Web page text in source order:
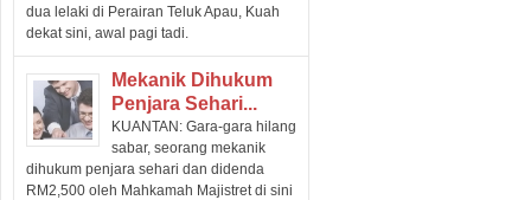
dua lelaki di Perairan Teluk Apau, Kuah
dekat sini, awal pagi tadi.
Mekanik Dihukum
Penjara Sehari...
KUANTAN: Gara-gara hilang
sabar, seorang mekanik
dihukum penjara sehari dan didenda
RM2,500 oleh Mahkamah Majistret di sini